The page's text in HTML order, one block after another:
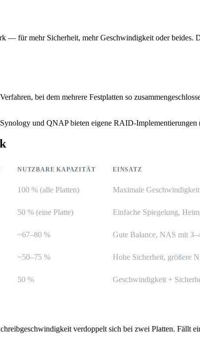
— für mehr Sicherheit, mehr Geschwindigkeit oder
bei dem mehrere Festplatten so
und QNAP bieten eigene RAID-
NUTZBARE KAPAZITÄT EINSATZ
100 % (alle Platten) Maximale Geschwindigkeit
50 % (eine Platte) Einfache Spiegelung,
~67–80 % Gute Balance, NAS mit
~50–75 % Hohe Sicherheit, größere
50 % Geschwindigkeit +
verdoppelt sich bei zwei Platten. Fällt